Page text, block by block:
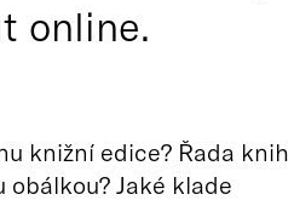
online.
knižní edice? Řada knih
Jaké klade